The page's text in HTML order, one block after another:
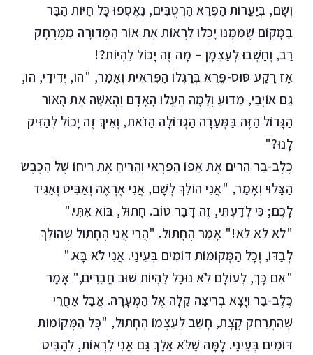
וְשָׁם, בְּיַעֲרוֹת הַפֶּרֶא הַרְטֻבִּים, נֶאֶסְפוּ כָּל חַיּוֹת הַבַּר
בַּמָּקוֹם שֶׁמִּמֶּנּוּ יָכְלוּ לִרְאוֹת אֶת אוֹר הַמְּדוּרָה מִמֶּרְחָק
רַב, וְחָשְׁבוּ לְעַצְמָן – מָה זֶה יָכוֹל לִהְיוֹת?!
אָז רָקַע סּוּס-פֶּרֶא בְּרַגְלוֹ הַפִּרְאִית וְאָמַר, "הוֹ, יְדִידַי, הוֹ,
גַּם אוֹיְבַי, מַדּוּעַ וְלָמָּה הֶעֱלוּ הָאָדָם וְהָאִשָּׁה אֶת הָאוֹר
הַגָּדוֹל הַזֶּה בַּמְּעָרָה הַגְּדוֹלָה הַזֹאת, וְאֵיךְ זֶה יָכוֹל לְהַזִּיק
לָנוּ?"
כֶּלֶב-בַּר הֵרִים אֶת אַפּוֹ הַפִּרְאִי וְהֵרִיחַ אֶת רֵיחוֹ שֶׁל הַכֶּבֶשׂ
הַצָּלוּי וְאָמַר, "אֲנִי הוֹלֵךְ לְשָׁם, אֲנִי אֶרְאֶה וְאַבִּיט וְאַגִּיד
לָכֶם; כִּי לְדַעְתִּי, זֶה דָּבָר טוֹב. חָתוּל, בּוֹא אִתִּי."
"לֹא לֹא לֹא!" אָמַר הֶחָתוּל. "הֲרֵי אֲנִי הֶחָתוּל שֶׁהוֹלֵךְ
לְבַדּוֹ, וְכָל הַמְּקוֹמוֹת דּוֹמִים בְּעֵינַי. אֲנִי לֹא בָּא."
"אִם כָּךְ, לְעוֹלָם לֹא נוּכַל לִהְיוֹת שׁוּב חֲבֵרִים," אָמַר
כֶּלֶב-בַּר וְיָצָא בְּרִיצָה קַלָּה אֶל הַמְּעָרָה. אֲבָל אַחֲרֵי
שֶׁהִתְרַחֵק קְצָת, חָשַׁב לְעַצְמוֹ הֶחָתוּל, "כָּל הַמְּקוֹמוֹת
דּוֹמִים בְּעֵינַי. לָמָּה שֶׁלֹּא אֵלֵךְ גַּם אֲנִי לִרְאוֹת, לְהַבִּיט